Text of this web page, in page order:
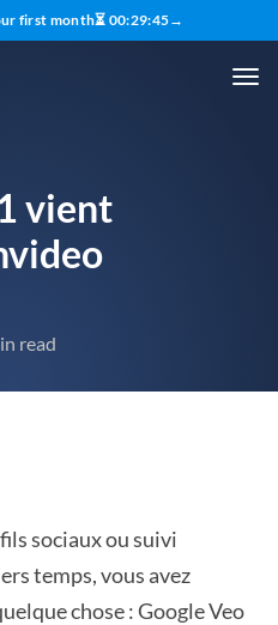
first month⏳ 00:29:43→
vient
read
sociaux ou suivi
temps, vous avez
chose : Google Veo